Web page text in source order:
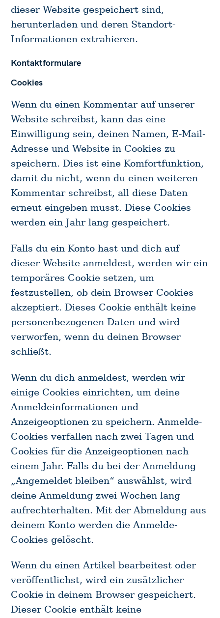
dieser Website gespeichert sind,
herunterladen und deren Standort-
Informationen extrahieren.
Kontaktformulare
Cookies
Wenn du einen Kommentar auf unserer
Website schreibst, kann das eine
Einwilligung sein, deinen Namen, E-Mail-
Adresse und Website in Cookies zu
speichern. Dies ist eine Komfortfunktion,
damit du nicht, wenn du einen weiteren
Kommentar schreibst, all diese Daten
erneut eingeben musst. Diese Cookies
werden ein Jahr lang gespeichert.
Falls du ein Konto hast und dich auf
dieser Website anmeldest, werden wir ein
temporäres Cookie setzen, um
festzustellen, ob dein Browser Cookies
akzeptiert. Dieses Cookie enthält keine
personenbezogenen Daten und wird
verworfen, wenn du deinen Browser
schließt.
Wenn du dich anmeldest, werden wir
einige Cookies einrichten, um deine
Anmeldeinformationen und
Anzeigeoptionen zu speichern. Anmelde-
Cookies verfallen nach zwei Tagen und
Cookies für die Anzeigeoptionen nach
einem Jahr. Falls du bei der Anmeldung
„Angemeldet bleiben“ auswählst, wird
deine Anmeldung zwei Wochen lang
aufrechterhalten. Mit der Abmeldung aus
deinem Konto werden die Anmelde-
Cookies gelöscht.
Wenn du einen Artikel bearbeitest oder
veröffentlichst, wird ein zusätzlicher
Cookie in deinem Browser gespeichert.
Dieser Cookie enthält keine